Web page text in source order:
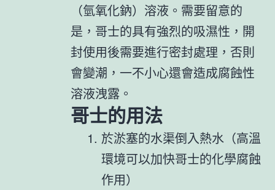
（氫氧化鈉）溶液。需要留意的
是，哥士的具有強烈的吸濕性，開
封使用後需要進行密封處理，否則
會變潮，一不小心還會造成腐蝕性
溶液洩露。
哥士的用法
於淤塞的水渠倒入熱水（高溫
環境可以加快哥士的化學腐蝕
作用）